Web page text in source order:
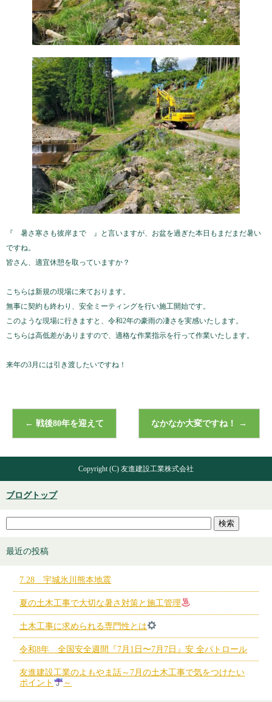
『 暑さ寒さも彼岸まで 』と言いますが、お盆を過ぎた本日もまだまだ暑い
ですね。
皆さん、適宜休憩を取っていますか？
こちらは新規の現場に来ております。
無事に契約も終わり、安全ミーティングを行い施工開始です。
このような現場に行きますと、令和2年の豪雨の凄さを実感いたします。
こちらは高低差がありますので、適格な作業指示を行って作業いたします。
来年の3月には引き渡したいですね！
← 戦後80年を迎えて なかなか大変ですね！ →
Copyright (C) 友進建設工業株式会社
ブログトップ
最近の投稿
7.28 宇城氷川熊本地震
夏の土木工事で大切な暑さ対策と施工管理
土木工事に求められる専門性とは
令和8年 全国安全週間『7月1日〜7月7日』安 全パトロール
友進建設工業のよもやま話～7月の土木工事で気をつけたい
ポイント
～